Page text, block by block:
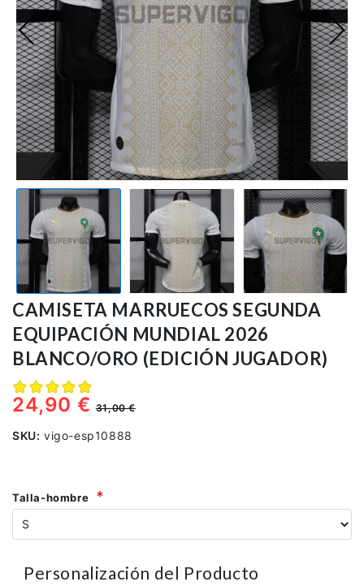
Ligue 1
Otras Ligas
Niños
Entrenamiento
CAMISETA MARRUECOS SEGUNDA
EQUIPACIÓN MUNDIAL 2026
BLANCO/ORO (EDICIÓN JUGADOR)
24,90 €31,00 €
SKU: vigo-esp10888
Talla-hombre
Personalización del Producto